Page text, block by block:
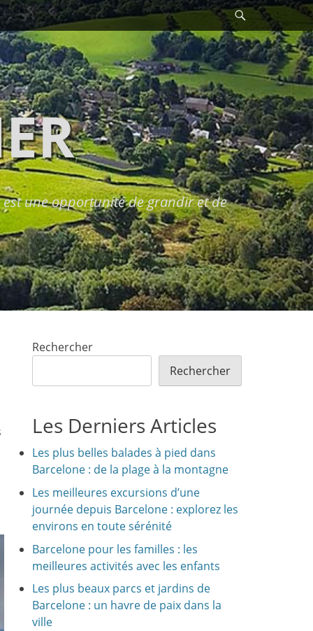
Recherche
une opportunité de grandir et de
Rechercher
Rechercher
Les Derniers Articles
Les plus belles balades à pied dans
Barcelone : de la plage à la montagne
Les meilleures excursions d’une
journée depuis Barcelone : explorez les
environs en toute sérénité
Barcelone pour les familles : les
meilleures activités avec les enfants
Les plus beaux parcs et jardins de
Barcelone : un havre de paix dans la
ville